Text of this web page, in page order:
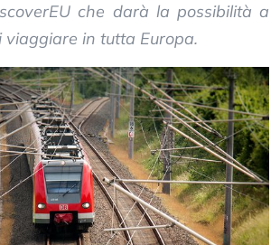
che darà la possibilità a
in tutta Europa.